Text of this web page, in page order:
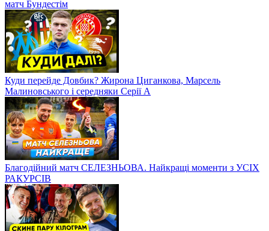
матч Бундестім
Куди перейде Довбик? Жирона Циганкова, Марсель
Малиновського і середняки Серії А
Благодійний матч СЕЛЕЗНЬОВА. Найкращі моменти з УСІХ
РАКУРСІВ